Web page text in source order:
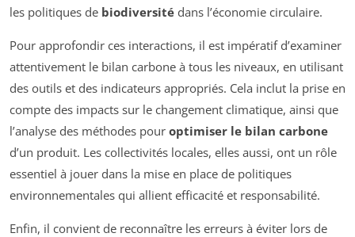
les politiques de biodiversité dans l’économie circulaire.
Pour approfondir ces interactions, il est impératif d’examiner
attentivement le bilan carbone à tous les niveaux, en utilisant
des outils et des indicateurs appropriés. Cela inclut la prise en
compte des impacts sur le changement climatique, ainsi que
l’analyse des méthodes pour optimiser le bilan carbone
d’un produit. Les collectivités locales, elles aussi, ont un rôle
essentiel à jouer dans la mise en place de politiques
environnementales qui allient efficacité et responsabilité.
Enfin, il convient de reconnaître les erreurs à éviter lors de